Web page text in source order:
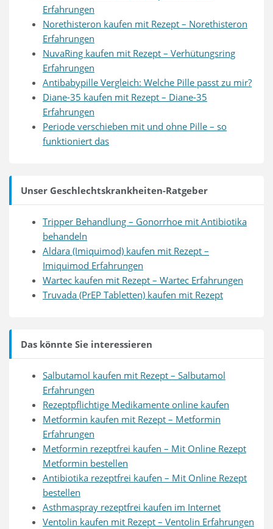
Erfahrungen
Norethisteron kaufen mit Rezept – Norethisteron
Erfahrungen
NuvaRing kaufen mit Rezept – Verhütungsring
Erfahrungen
Antibabypille Vergleich: Welche Pille passt zu mir?
Diane-35 kaufen mit Rezept – Diane-35
Erfahrungen
Periode verschieben mit und ohne Pille – so
funktioniert das
Unser Geschlechtskrankheiten-Ratgeber
Tripper Behandlung – Gonorrhoe mit Antibiotika
behandeln
Aldara (Imiquimod) kaufen mit Rezept –
Imiquimod Erfahrungen
Wartec kaufen mit Rezept – Wartec Erfahrungen
Truvada (PrEP Tabletten) kaufen mit Rezept
Das könnte Sie interessieren
Salbutamol kaufen mit Rezept – Salbutamol
Erfahrungen
Rezeptpflichtige Medikamente online kaufen
Metformin kaufen mit Rezept – Metformin
Erfahrungen
Metformin rezeptfrei kaufen – Mit Online Rezept
Metformin bestellen
Antibiotika rezeptfrei kaufen – Mit Online Rezept
bestellen
Asthmaspray rezeptfrei kaufen im Internet
Ventolin kaufen mit Rezept – Ventolin Erfahrungen